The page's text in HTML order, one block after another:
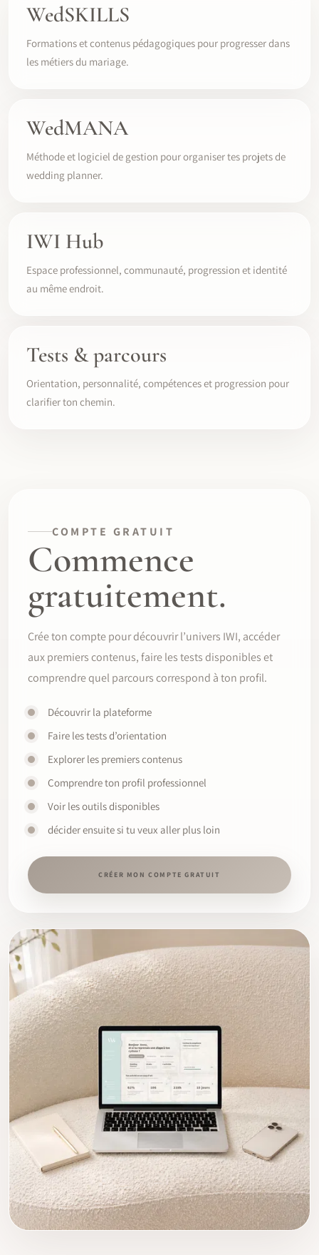
WedSKILLS
Formations et contenus pédagogiques pour progresser dans
les métiers du mariage.
WedMANA
Méthode et logiciel de gestion pour organiser tes projets de
wedding planner.
IWI Hub
Espace professionnel, communauté, progression et identité
au même endroit.
Tests & parcours
Orientation, personnalité, compétences et progression pour
clarifier ton chemin.
COMPTE GRATUIT
Commence
gratuitement.
Crée ton compte pour découvrir l’univers IWI, accéder
aux premiers contenus, faire les tests disponibles et
comprendre quel parcours correspond à ton profil.
Découvrir la plateforme
Faire les tests d’orientation
Explorer les premiers contenus
Comprendre ton profil professionnel
Voir les outils disponibles
décider ensuite si tu veux aller plus loin
CRÉER MON COMPTE GRATUIT